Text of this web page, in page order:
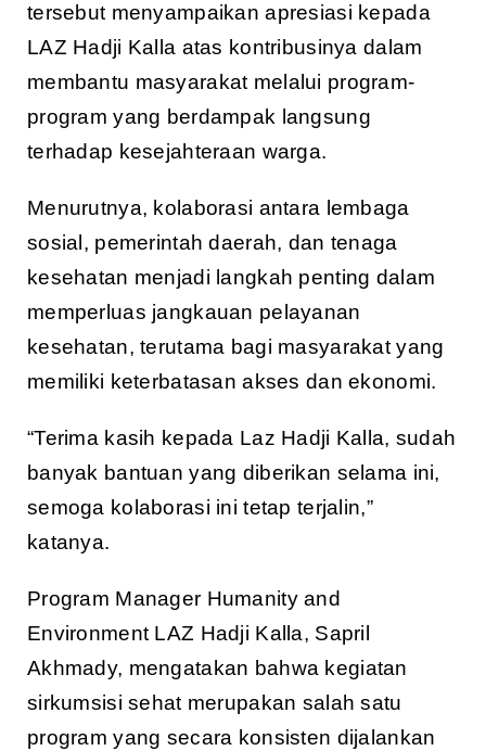
tersebut menyampaikan apresiasi kepada
LAZ Hadji Kalla atas kontribusinya dalam
membantu masyarakat melalui program-
program yang berdampak langsung
terhadap kesejahteraan warga.
Menurutnya, kolaborasi antara lembaga
sosial, pemerintah daerah, dan tenaga
kesehatan menjadi langkah penting dalam
memperluas jangkauan pelayanan
kesehatan, terutama bagi masyarakat yang
memiliki keterbatasan akses dan ekonomi.
“Terima kasih kepada Laz Hadji Kalla, sudah
banyak bantuan yang diberikan selama ini,
semoga kolaborasi ini tetap terjalin,”
katanya.
Program Manager Humanity and
Environment LAZ Hadji Kalla, Sapril
Akhmady, mengatakan bahwa kegiatan
sirkumsisi sehat merupakan salah satu
program yang secara konsisten dijalankan